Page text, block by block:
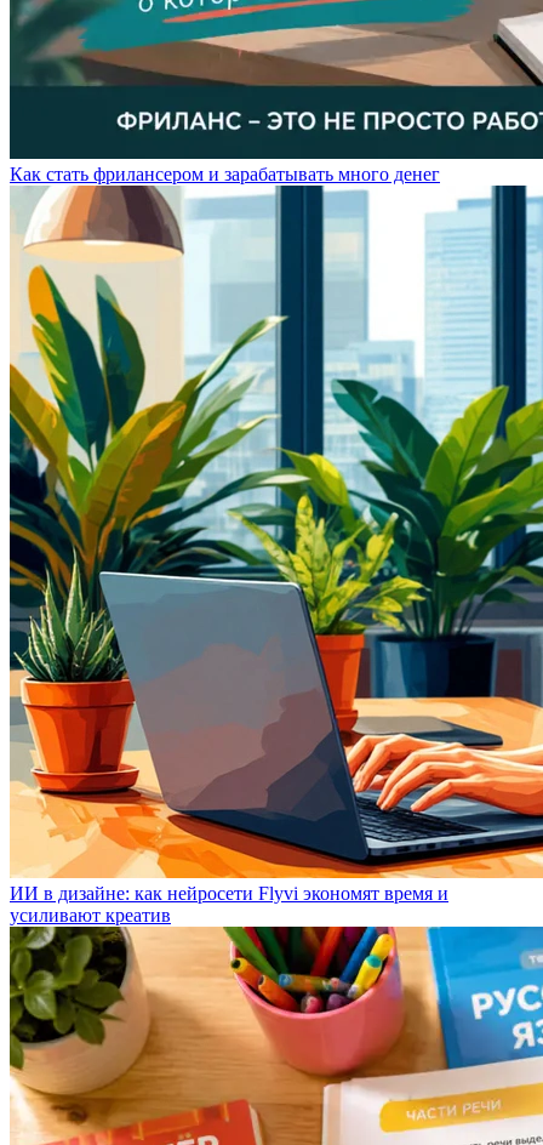
Как стать фрилансером и зарабатывать много денег
ИИ в дизайне: как нейросети Flyvi экономят время и
усиливают креатив